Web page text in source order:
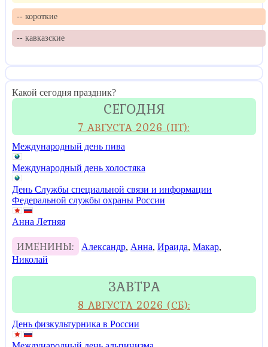
-- короткие
-- кавказские
Какой сегодня праздник?
СЕГОДНЯ
7 АВГУСТА 2026 (ПТ):
Международный день пива
Международный день холостяка
День Службы специальной связи и информации
Федеральной службы охраны России
Анна Летняя
ИМЕНИНЫ: Александр, Анна, Ираида, Макар,
Николай
ЗАВТРА
8 АВГУСТА 2026 (СБ):
День физкультурника в России